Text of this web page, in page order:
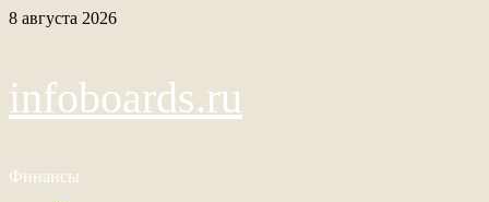
Перейти
8 августа 2026
infoboards.ru
Финансы